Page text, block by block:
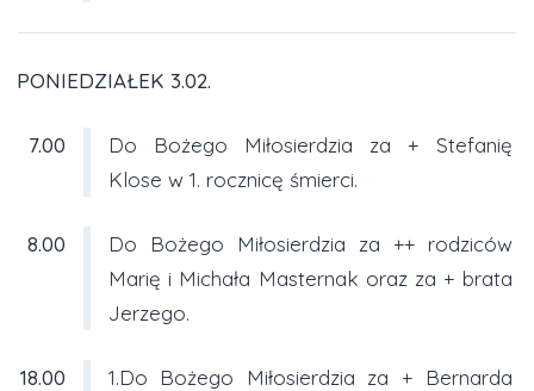
PONIEDZIAŁEK 3.02.
7.00
Do Bożego Miłosierdzia za + Stefanię
Klose w 1. rocznicę śmierci.
8.00
Do Bożego Miłosierdzia za ++ rodziców
Marię i Michała Masternak oraz za + brata
Jerzego.
18.00
1.Do Bożego Miłosierdzia za + Bernarda